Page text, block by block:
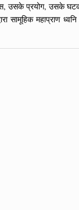
उसके प्रयोग, उसके घटक
सामूहिक महाप्राण